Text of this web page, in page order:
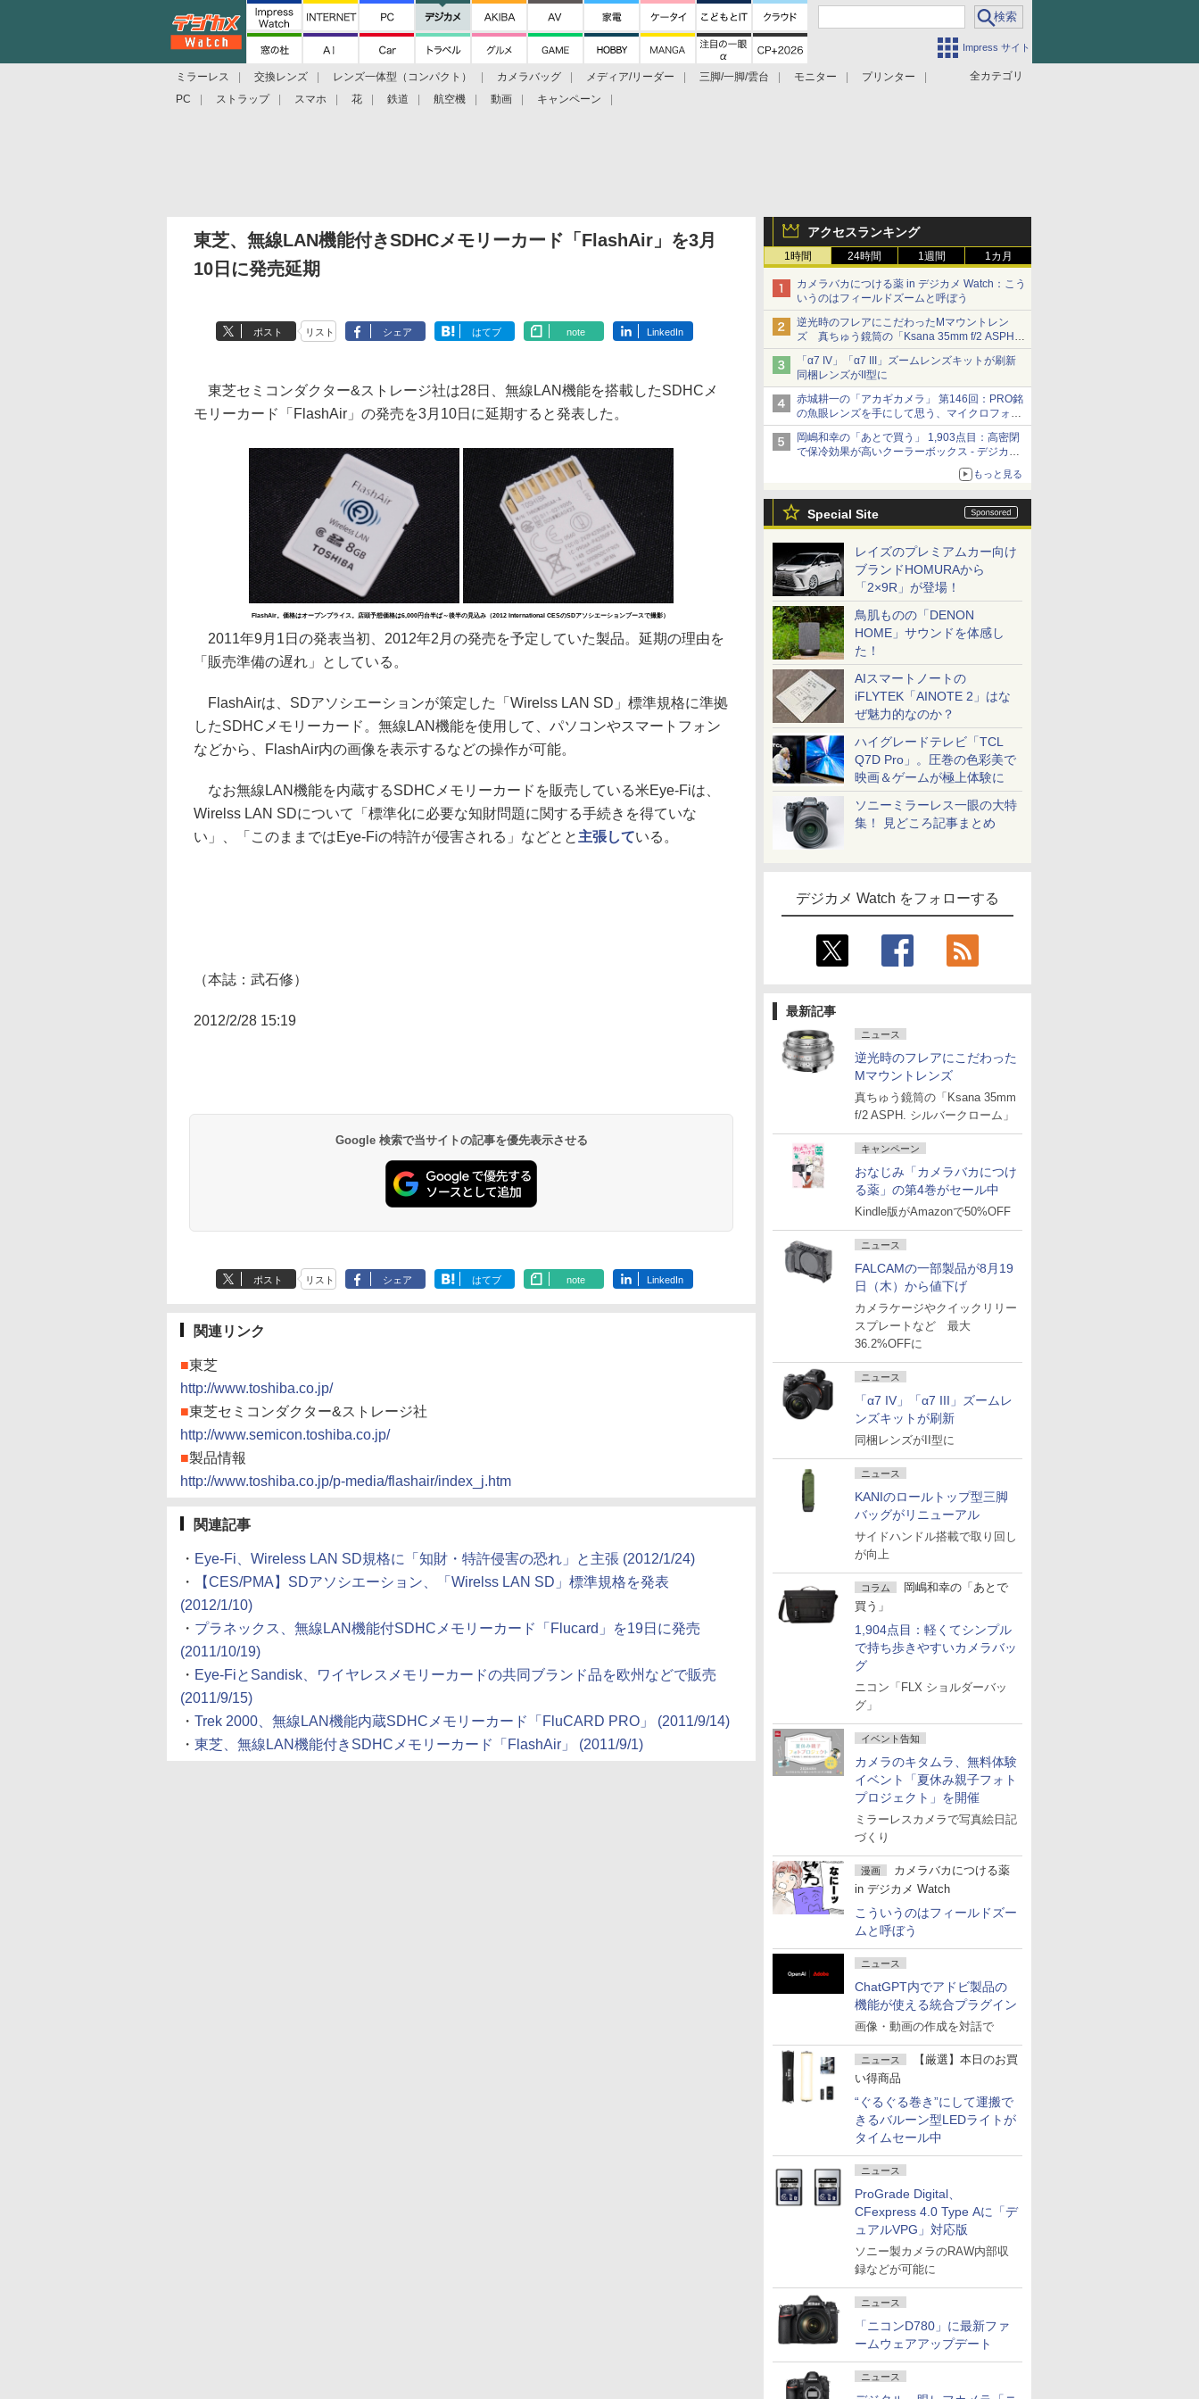
Impress サイト
全カテゴリ
ミラーレス 交換レンズ レンズ一体型（コンパクト） カメラバッグ メディア/リーダー 三脚/一脚/雲台 モニター
プリンター
PC
ストラップ スマホ 花 鉄道 航空機 動画 キャンペーン
アクセスランキング
1時間 24時間 1週間 1カ月
カメラバカにつける薬 in デジカメ Watch：こう
いうのはフィールドズームと呼ぼう
逆光時のフレアにこだわったMマウントレン
ズ 真ちゅう鏡筒の「Ksana 35mm f/2 ASPH.
シルバークローム」
「α7 IV」「α7 III」ズームレンズキットが刷新
同梱レンズがII型に
赤城耕一の「アカギカメラ」 第146回：PRO銘
の魚眼レンズを手にして思う、マイクロフォー
サーズへの期待と可能性
岡嶋和幸の「あとで買う」 1,903点目：高密閉
で保冷効果が高いクーラーボックス - デジカメ
もっと見る
Special Site
レイズのプレミアムカー向け
ブランドHOMURAから
「2×9R」が登場！
鳥肌ものの「DENON
HOME」サウンドを体感し
た！
AIスマートノートの
iFLYTEK「AINOTE 2」はな
ぜ魅力的なのか？
ハイグレードテレビ「TCL
Q7D Pro」。圧巻の色彩美で
映画＆ゲームが極上体験に
ソニーミラーレス一眼の大特
集！ 見どころ記事まとめ
デジカメ Watch をフォローする
最新記事
ニュース
逆光時のフレアにこだわった
Mマウントレンズ
真ちゅう鏡筒の「Ksana 35mm
f/2 ASPH. シルバークローム」
キャンペーン
おなじみ「カメラバカにつけ
る薬」の第4巻がセール中
Kindle版がAmazonで50%OFF
ニュース
FALCAMの一部製品が8月19
日（木）から値下げ
カメラケージやクイックリリー
スプレートなど 最大
36.2%OFFに
ニュース
「α7 IV」「α7 III」ズームレ
ンズキットが刷新
同梱レンズがII型に
ニュース
KANIのロールトップ型三脚
バッグがリニューアル
サイドハンドル搭載で取り回し
が向上
コラム
岡嶋和幸の「あとで
買う」
1,904点目：軽くてシンプル
で持ち歩きやすいカメラバッ
グ
ニコン「FLX ショルダーバッ
グ」
イベント告知
カメラのキタムラ、無料体験
イベント「夏休み親子フォト
プロジェクト」を開催
ミラーレスカメラで写真絵日記
づくり
漫画
カメラバカにつける薬
in デジカメ Watch
こういうのはフィールドズー
ムと呼ぼう
ニュース
ChatGPT内でアドビ製品の
機能が使える統合プラグイン
画像・動画の作成を対話で
ニュース
【厳選】本日のお買
い得商品
“ぐるぐる巻き”にして運搬で
きるバルーン型LEDライトが
タイムセール中
ニュース
ProGrade Digital、
CFexpress 4.0 Type Aに「デ
ュアルVPG」対応版
ソニー製カメラのRAW内部収
録などが可能に
ニュース
「ニコンD780」に最新ファ
ームウェアアップデート
ニュース
東芝、無線LAN機能付きSDHCメモリーカード「FlashAir」を3月
10日に発売延期
ポスト リスト シェア はてブ note LinkedIn
東芝セミコンダクター&ストレージ社は28日、無線LAN機能を搭載したSDHCメ
モリーカード「FlashAir」の発売を3月10日に延期すると発表した。
FlashAir。価格はオープンプライス。店頭予想価格は6,000円台半ば～後半の見込み（2012 International CESのSDアソシエーションブースで撮影）
2011年9月1日の発表当初、2012年2月の発売を予定していた製品。延期の理由を
「販売準備の遅れ」としている。
FlashAirは、SDアソシエーションが策定した「Wirelss LAN SD」標準規格に準拠
したSDHCメモリーカード。無線LAN機能を使用して、パソコンやスマートフォン
などから、FlashAir内の画像を表示するなどの操作が可能。
なお無線LAN機能を内蔵するSDHCメモリーカードを販売している米Eye-Fiは、
Wirelss LAN SDについて「標準化に必要な知財問題に関する手続きを得ていな
い」、「このままではEye-Fiの特許が侵害される」などとと 主張している。
（本誌：武石修）
2012/2/28 15:19
Google 検索で当サイトの記事を優先表示させる
ポスト リスト シェア はてブ note LinkedIn
関連リンク
■東芝
http://www.toshiba.co.jp/
■東芝セミコンダクター&ストレージ社
http://www.semicon.toshiba.co.jp/
■製品情報
http://www.toshiba.co.jp/p-media/flashair/index_j.htm
関連記事
・ Eye-Fi、Wireless LAN SD規格に「知財・特許侵害の恐れ」と主張 (2012/1/24)
・
【CES/PMA】SDアソシエーション、「Wirelss LAN SD」標準規格を発表
(2012/1/10)
・ プラネックス、無線LAN機能付SDHCメモリーカード「Flucard」を19日に発売
(2011/10/19)
・ Eye-FiとSandisk、ワイヤレスメモリーカードの共同ブランド品を欧州などで販売
(2011/9/15)
・ Trek 2000、無線LAN機能内蔵SDHCメモリーカード「FluCARD PRO」 (2011/9/14)
・ 東芝、無線LAN機能付きSDHCメモリーカード「FlashAir」 (2011/9/1)